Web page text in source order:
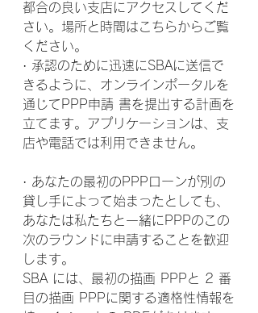
都合の良い支店にアクセスしてくだ
さい。場所と時間はこちらからご覧
ください。
· 承認のために迅速にSBAに送信で
きるように、オンラインポータルを
通じてPPP申請 書を提出する計画を
立てます。アプリケーションは、支
店や電話では利用できません。
· あなたの最初のPPPローンが別の
貸し手によって始まったとしても、
あなたは私たちと一緒にPPPのこの
次のラウンドに申請することを歓迎
します。
SBA には、最初の描画 PPPと 2 番
目の描画 PPPに関する適格性情報を